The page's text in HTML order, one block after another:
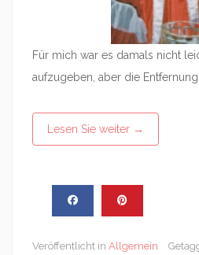
Für mich war es damals nicht
aufzugeben, aber die
Lesen Sie weiter →
Veröffentlicht in Allgemein